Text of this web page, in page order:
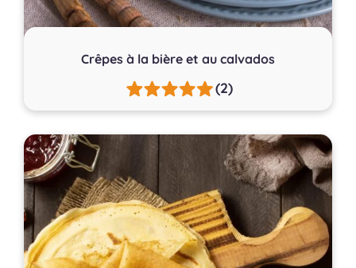
Crêpes à la bière et au calvados
(2)